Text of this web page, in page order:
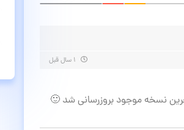
نسخه موجود بروزرسانی شد 🙂